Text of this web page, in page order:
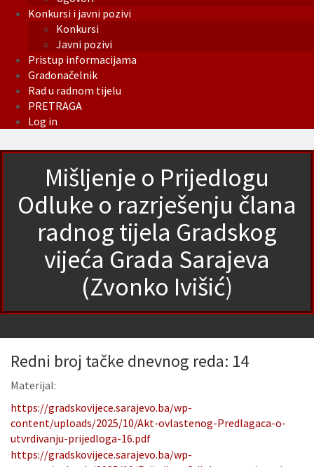
Konkursi i javni pozivi
Konkursi
Javni pozivi
Pristup informacijama
Gradonačelnik
Rad u radnom tijelu
PRETRAGA
Log in
Mišljenje o Prijedlogu
Odluke o razrješenju člana
radnog tijela Gradskog
vijeća Grada Sarajeva
(Zvonko Ivišić)
Redni broj tačke dnevnog reda: 14
Materijal:
https://gradskovijece.sarajevo.ba/wp-
content/uploads/2025/10/Akt-ovlastenog-Predlagaca-o-
utvrdivanju-prijedloga-16.pdf
https://gradskovijece.sarajevo.ba/wp-